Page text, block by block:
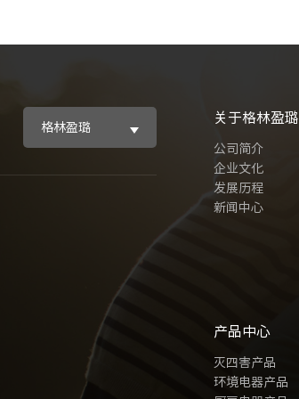
格林盈璐
关于格林盈璐
公司简介
企业文化
发展历程
新闻中心
产品中心
灭四害产品
环境电器产品